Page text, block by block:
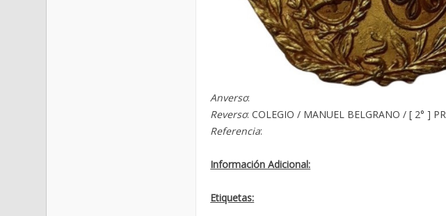
Anverso:
Reverso: COLEGIO / MANUEL BELGRANO / [ 2° ]
Referencia:
Información Adicional:
Etiquetas: